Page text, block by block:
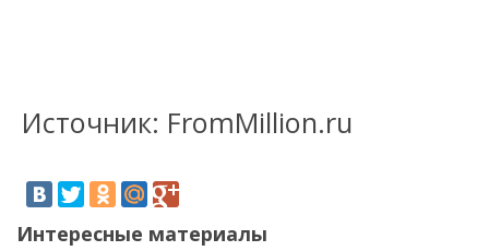
Источник: FromMillion.ru
Интересные материалы